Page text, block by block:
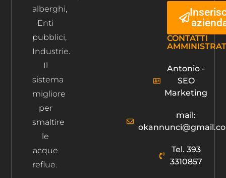
alberghi,
Enti
pubblici,
Industrie.
Il
sistema
migliore
per
smaltire
le
acque
reflue.
CONTATTI
Antonio -
SEO
Marketing
mail:
Tel. 393
3310857